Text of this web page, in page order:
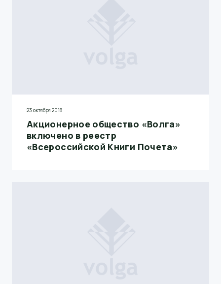
23 октября 2018
Акционерное общество «Волга»
включено в реестр
«Всероссийской Книги Почета»